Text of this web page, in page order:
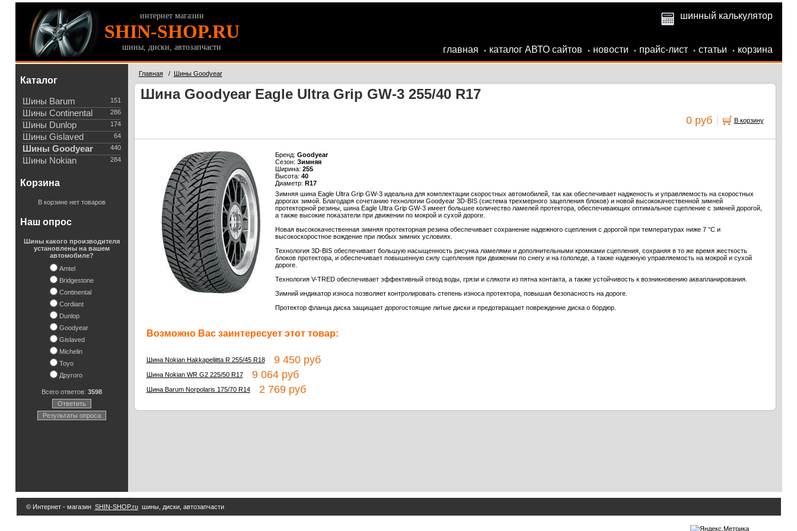
интернет магазин
SHIN-SHOP.RU
шины, диски, автозапчасти
шинный калькулятор
главная • каталог АВТО сайтов • новости • прайс-лист • статьи • корзина
Каталог
151
Шины Barum
286
Шины Continental
174
Шины Dunlop
64
Шины Gislaved
440
Шины Goodyear
284
Шины Nokian
Корзина
В корзине нет товаров
Наш опрос
Шины какого производителя
установлены на вашем
автомобиле?
Amtel
Bridgestone
Continental
Cordiant
Dunlop
Goodyear
Gislaved
Michelin
Toyo
Другого
Всего ответов: 3598
Ответить
Результаты опроса
Главная/ Шины Goodyear
Шина Goodyear Eagle Ultra Grip GW-3 255/40 R17
0 руб В корзину
Бренд: Goodyear
Сезон: Зимняя
Ширина: 255
Высота: 40
Диаметр: R17
Зимняя шина Eagle Ultra Grip GW-3 идеальна для комплектации скоростных автомобилей, так как обеспечивает надженость и управляемость на скоростных
дорогах зимой. Благодаря сочетанию технологии Goodyear 3D-BIS (система трехмерного зацепления блоков) и новой высококачественной зимней
протекторной резины, шина Eagle Ultra Grip GW-3 имеет большее количество ламелей протектора, обеспечивающих оптимальное сцепление с зимней дорогой,
а также высокие показатели при движении по мокрой и сухой дороге.
Новая высококачественная зимняя протекторная резина обеспечивает сохранение надежного сцепления с дорогой при температурах ниже 7 °С и
высокоскоростное вождение при любых зимних условиях.
Технология 3D-BIS обеспечивает большую насыщенность рисунка ламелями и дополнительными кромками сцепления, сохраняя в то же время жесткость
блоков протектора, и обеспечивает повышенную силу сцепления при движении по снегу и на гололеде, а также надежную управляемость на мокрой и сухой
дороге.
Технология V-TRED обеспечивает эффективный отвод воды, грязи и слякоти из пятна контакта, а также устойчивость к возникновению аквапланирования.
Зимний индикатор износа позволяет контролировать степень износа протектора, повышая безопасность на дороге.
Протектор фланца диска защищает дорогостоящие литые диски и предотвращает повреждение диска о бордюр.
Возможно Вас заинтересует этот товар:
Шина Nokian Hakkapeliitta R 255/45 R189 450 руб
Шина Nokian WR G2 225/50 R179 064 руб
Шина Barum Norpolaris 175/70 R142 769 руб
© Интернет - магазин SHIN-SHOP.ruшины, диски, автозапчасти